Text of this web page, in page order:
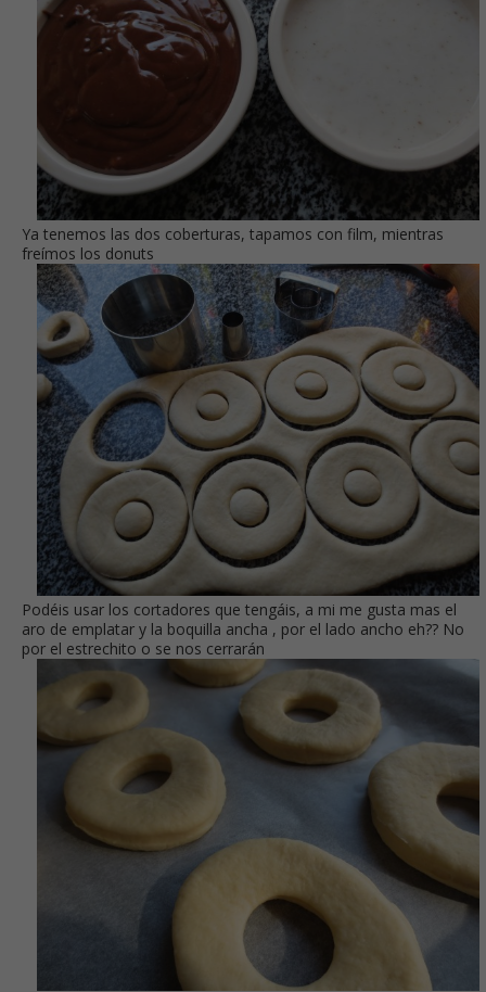
Ya tenemos las dos coberturas, tapamos con film, mientras
freímos los donuts
Podéis usar los cortadores que tengáis, a mi me gusta mas el
aro de emplatar y la boquilla ancha , por el lado ancho eh?? No
por el estrechito o se nos cerrarán